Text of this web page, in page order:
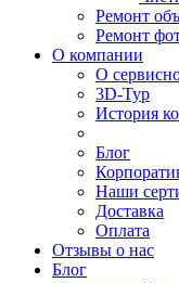
Ремонт
Ремонт
О компании
О
3D-Тур
История
Блог
Наши
Доставка
Оплата
Отзывы о нас
Блог